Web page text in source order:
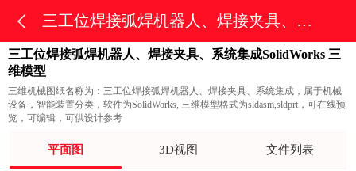
三工位焊接弧焊机器人、焊接夹具、系统集成
三工位焊接弧焊机器人、焊接夹具、系统集成SolidWorks 三
维模型
三维机械图纸名称为：三工位焊接弧焊机器人、焊接夹具、系统集成，属于机械
设备，智能装置分类，软件为SolidWorks, 三维模型格式为sldasm,sldprt，可在线预
览，可编辑，可供设计参考
平面图 3D视图 文件列表